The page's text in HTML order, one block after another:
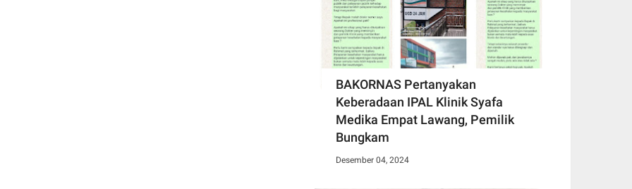
BAKORNAS Pertanyakan
Keberadaan IPAL Klinik Syafa
Medika Empat Lawang, Pemilik
Bungkam
Desember 04, 2024